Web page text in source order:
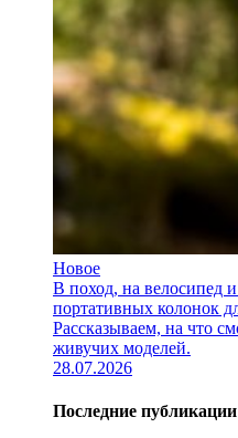
Новое
В поход, на велосипед
портативных колонок
Рассказываем, на что
живучих моделей.
28.07.2026
Последние публикации